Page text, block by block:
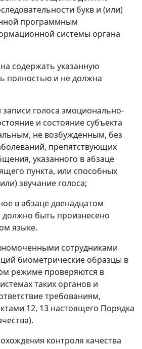
букв и (или)
программным
системы органа
содержать указанную
полностью и не должна
голоса эмоционально-
и состояние субъекта
не возбужденным, без
препятствующих
указанного в абзаце
пункта, или способных
звучание голоса;
в абзаце двенадцатом
должно быть произнесено
языке.
сотрудниками
биометрические образцы в
режиме проверяются в
таких органов и
требованиям,
12, 13 настоящего Порядка
контроля качества